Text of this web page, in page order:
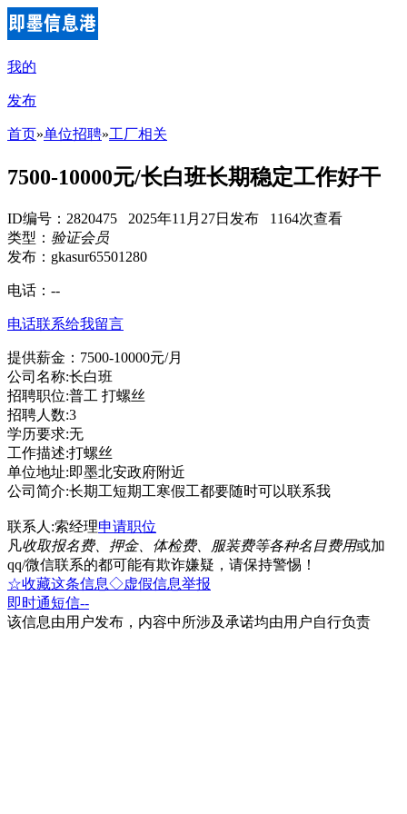
我的
发布
首页»单位招聘»工厂相关
7500-10000元/长白班长期稳定工作好干
ID编号：2820475 2025年11月27日发布 1164次查看
类型： 验证会员
发布：gkasur65501280
电话： --
电话联系给我留言
提供薪金：7500-10000元/月
公司名称:长白班
招聘职位:普工 打螺丝
招聘人数:3
学历要求:无
工作描述:打螺丝
单位地址:即墨北安政府附近
公司简介:长期工短期工寒假工都要随时可以联系我
联系人:索经理申请职位
凡收取报名费、押金、体检费、服装费等各种名目费用或加
qq/微信联系的都可能有欺诈嫌疑，请保持警惕！
☆收藏这条信息◇虚假信息举报
即时通短信--
该信息由用户发布，内容中所涉及承诺均由用户自行负责